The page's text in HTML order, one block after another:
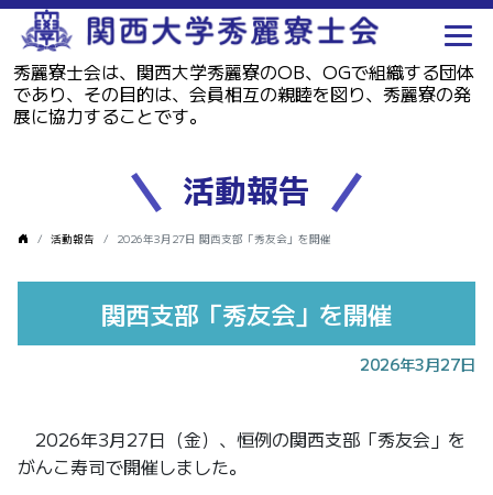
秀麗寮士会は、関西大学秀麗寮のOB、OGで組織する団体
であり、その目的は、会員相互の親睦を図り、秀麗寮の発
展に協力することです。
活動報告
活動報告 2026年3月27日 関西支部「秀友会」を開催
関西支部「秀友会」を開催
2026年3月27日
2026年3月27日（金）、恒例の関西支部「秀友会」を
がんこ寿司で開催しました。